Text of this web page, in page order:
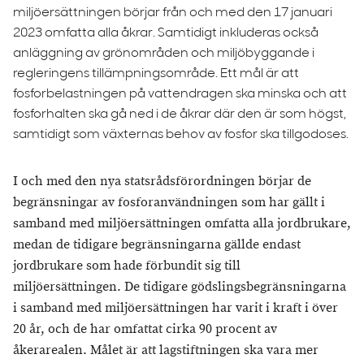
miljöersättningen börjar från och med den 17 januari
2023 omfatta alla åkrar. Samtidigt inkluderas också
anläggning av grönområden och miljöbyggande i
regleringens tillämpningsområde. Ett mål är att
fosforbelastningen på vattendragen ska minska och att
fosforhalten ska gå ned i de åkrar där den är som högst,
samtidigt som växternas behov av fosfor ska tillgodoses.
I och med den nya statsrådsförordningen börjar de
begränsningar av fosforanvändningen som har gällt i
samband med miljöersättningen omfatta alla jordbrukare,
medan de tidigare begränsningarna gällde endast
jordbrukare som hade förbundit sig till
miljöersättningen. De tidigare gödslingsbegränsningarna
i samband med miljöersättningen har varit i kraft i över
20 år, och de har omfattat cirka 90 procent av
åkerarealen. Målet är att lagstiftningen ska vara mer